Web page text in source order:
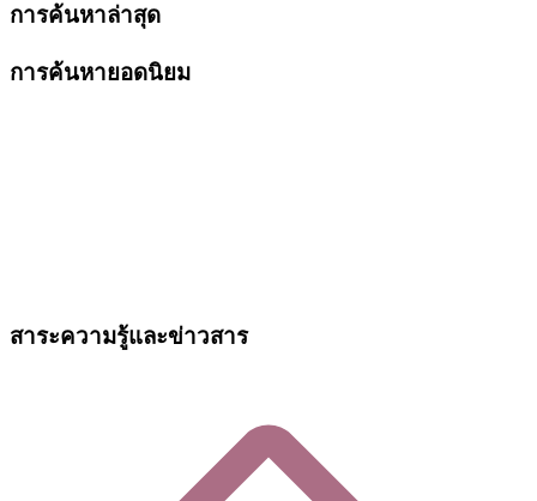
การค้นหาล่าสุด
การค้นหายอดนิยม
สาระความรู้และข่าวสาร